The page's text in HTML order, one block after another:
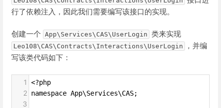
行了依赖注入，因此我们需要编写该接口的实现。
创建一个 App\Services\CAS\UserLogin 类来实现
Leo108\CAS\Contracts\Interactions\UserLogin
，并编
写该类代码如下：
1 <?php
2 namespace App\Services\CAS;
3